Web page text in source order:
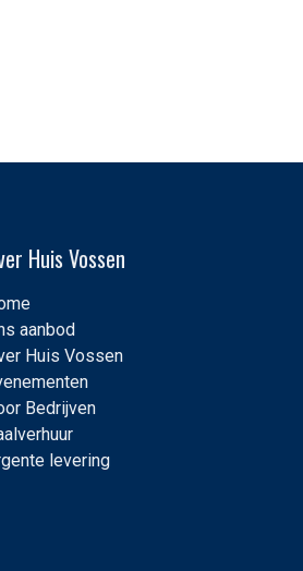
Huis Vossen
aanbod
Huis Vossen
Bedrijven
levering